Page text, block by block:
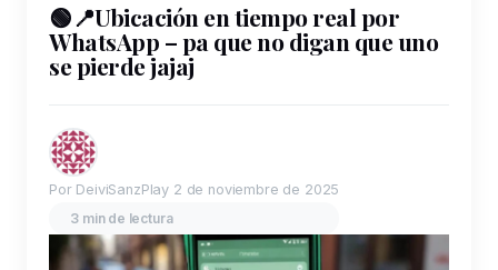
🟢📍Ubicación en tiempo real por
WhatsApp – pa que no digan que uno
se pierde jajaj
Por DeiviSanzPlay 2 de noviembre de 2025
3 min de lectura